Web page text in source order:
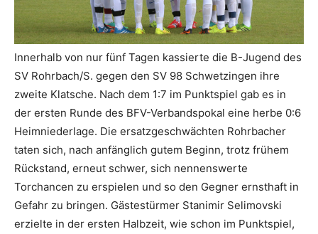
Innerhalb von nur fünf Tagen kassierte die B-Jugend des
SV Rohrbach/S. gegen den SV 98 Schwetzingen ihre
zweite Klatsche. Nach dem 1:7 im Punktspiel gab es in
der ersten Runde des BFV-Verbandspokal eine herbe 0:6
Heimniederlage. Die ersatzgeschwächten Rohrbacher
taten sich, nach anfänglich gutem Beginn, trotz frühem
Rückstand, erneut schwer, sich nennenswerte
Torchancen zu erspielen und so den Gegner ernsthaft in
Gefahr zu bringen. Gästestürmer Stanimir Selimovski
erzielte in der ersten Halbzeit, wie schon im Punktspiel,